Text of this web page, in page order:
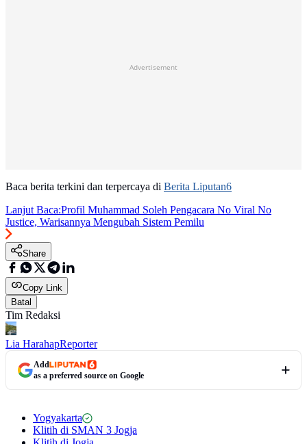
Advertisement
Baca berita terkini dan terpercaya di Berita Liputan6
Lanjut Baca:Profil Muhammad Soleh Pengacara No Viral No
Justice, Warisannya Mengubah Sistem Pemilu
Share
Copy Link
Batal
Tim Redaksi
Lia HarahapReporter
Add
as a preferred source on Google
Yogyakarta
Klitih di SMAN 3 Jogja